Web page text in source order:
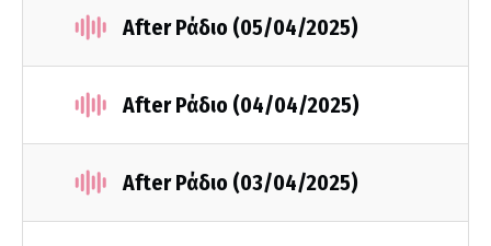
After Ράδιο (05/04/2025)
After Ράδιο (04/04/2025)
After Ράδιο (03/04/2025)